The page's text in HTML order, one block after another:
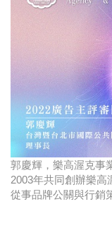
郭慶輝，樂高渥克事
2003年共同創辦樂高
從事品牌公關與行銷